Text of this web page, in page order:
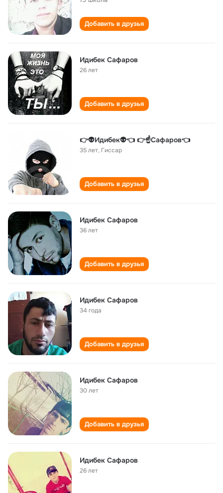
Добавить в друзья
Идибек Сафаров
26 лет
Добавить в друзья
👉👽Идибек👽👈 👉☝Сафаров👈
35 лет, Гиссар
Добавить в друзья
Идибек Сафаров
36 лет
Добавить в друзья
Идибек Сафаров
34 года
Добавить в друзья
Идибек Сафаров
30 лет
Добавить в друзья
Идибек Сафаров
26 лет